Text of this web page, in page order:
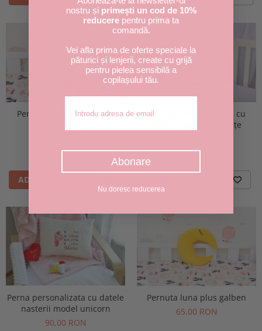
Pernuță coroniță pluș gri
ADAUGA IN COS
Pernuță personalizată cu
datele nașterii-Mânuțe
Perna personalizata cu datele
nasterii model unicorn
90,00 RON
Pernuta luna plus galben
65,00 RON
nostru și primești un cod de 10%
reducere pentru prima ta
comandă.
Vei afla prima de oferte speciale la
păturici și lenjerii, create cu grijă
pentru pielea sensibilă a
copilașului tău.
Abonare
Nu doresc reducerea